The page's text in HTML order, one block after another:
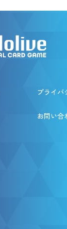
プライバ
お問い合